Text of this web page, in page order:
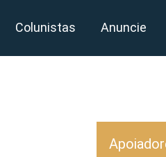
Colunistas Anuncie